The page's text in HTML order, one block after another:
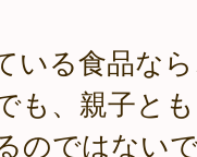
いる食品な
も、親子と
のではない